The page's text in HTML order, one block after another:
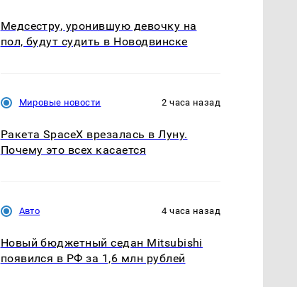
Медсестру, уронившую девочку на
пол, будут судить в Новодвинске
Мировые новости 2 часа назад
Ракета SpaceX врезалась в Луну.
Почему это всех касается
Авто 4 часа назад
Новый бюджетный седан Mitsubishi
появился в РФ за 1,6 млн рублей